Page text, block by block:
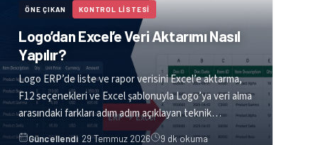
ÖNE ÇIKAN KONTROL LİSTESİ
Logo’dan Excel’e Veri Aktarımı Nasıl
Yapılır?
Logo ERP’de liste ve rapor verisini Excel’e aktarma,
F12 seçenekleri ve Excel şablonuyla Logo’ya veri alma
arasındaki farkları adım adım açıklayan teknik…
Güncellenme tarihi:
Güncellendi 29 Temmuz 2026 9 dk okuma